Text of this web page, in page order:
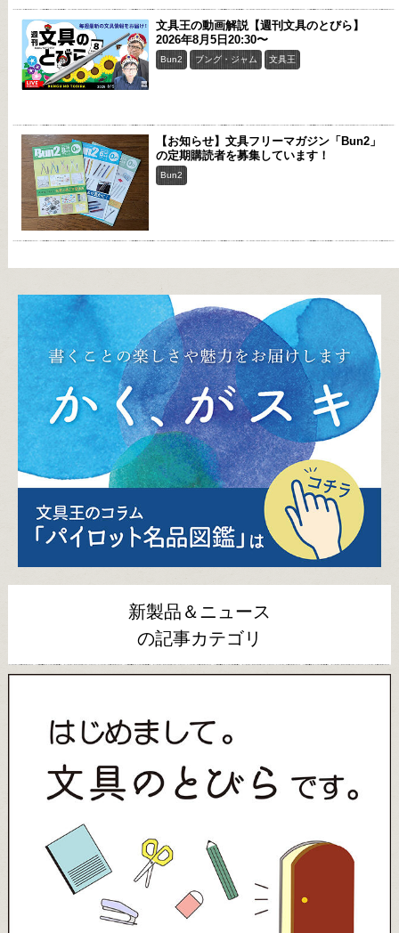
文具王の動画解説【週刊文具のとびら】
2026年8月5日20:30〜
Bun2 ブング・ジャム 文具王
【お知らせ】文具フリーマガジン「Bun2」
の定期購読者を募集しています！
Bun2
新製品＆ニュース
の記事カテゴリ